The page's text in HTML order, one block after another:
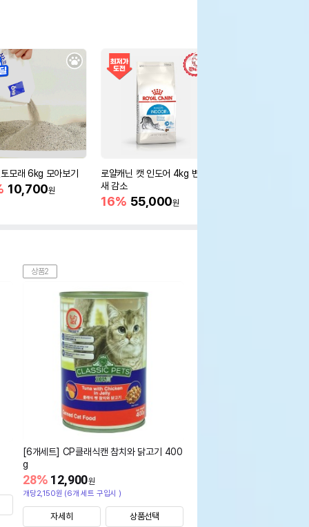
모래 6kg 모아보기
10,700원
로얄캐닌 캣 인도어 4kg 변냄
새 감소
16% 55,000원
상품2
[6개세트] CP클래식캔 참치와 닭고기 400
g
12,900원
28%
개당2,150원 (6개 세트 구입시 )
자세히 상품선택